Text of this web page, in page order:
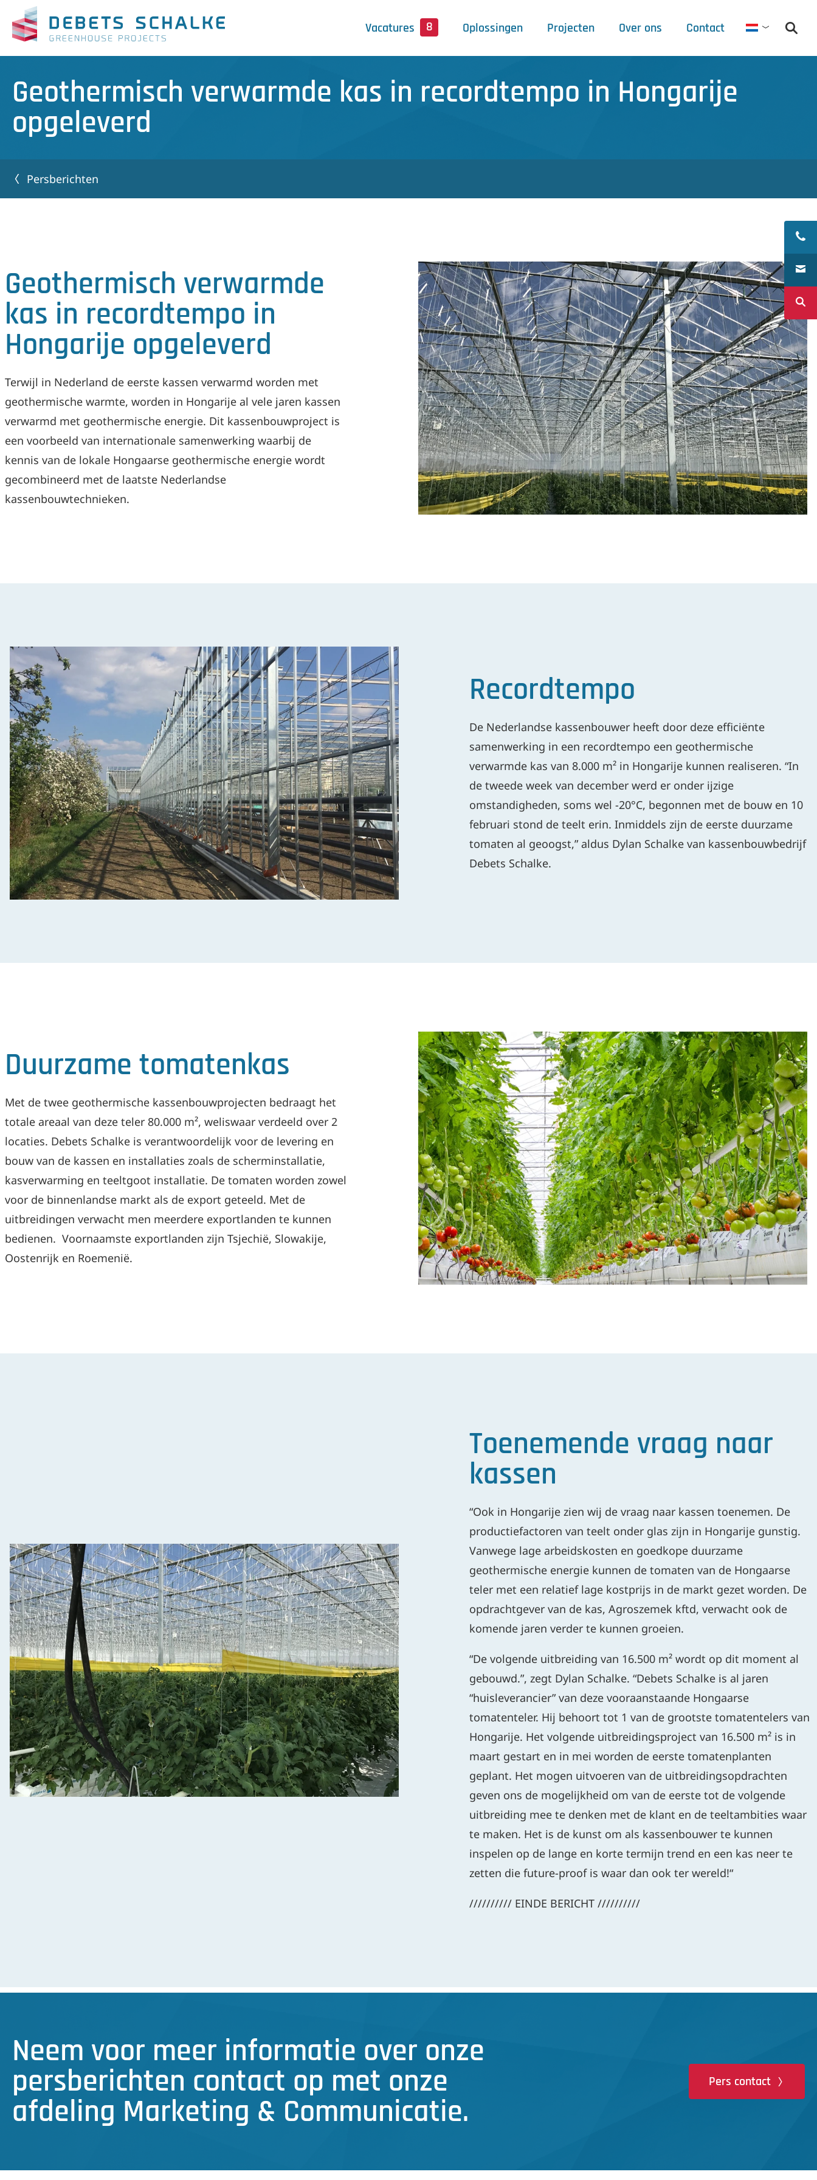
Vacatures 8 Oplossingen Projecten
Over ons
Debets Schalke
Beursagenda
Contact
Geothermisch verwarmde kas in recordtempo in Hongarije
opgeleverd
Persberichten
Geothermisch verwarmde
kas in recordtempo in
Hongarije opgeleverd
Terwijl in Nederland de eerste kassen verwarmd worden met
geothermische warmte, worden in Hongarije al vele jaren kassen
verwarmd met geothermische energie. Dit kassenbouwproject is
een voorbeeld van internationale samenwerking waarbij de
kennis van de lokale Hongaarse geothermische energie wordt
gecombineerd met de laatste Nederlandse
kassenbouwtechnieken.
Recordtempo
De Nederlandse kassenbouwer heeft door deze efficiënte
samenwerking in een recordtempo een geothermische
verwarmde kas van 8.000 m² in Hongarije kunnen realiseren. “In
de tweede week van december werd er onder ijzige
omstandigheden, soms wel -20°C, begonnen met de bouw en 10
februari stond de teelt erin. Inmiddels zijn de eerste duurzame
tomaten al geoogst,” aldus Dylan Schalke van kassenbouwbedrijf
Debets Schalke.
Duurzame tomatenkas
Met de twee geothermische kassenbouwprojecten bedraagt het
totale areaal van deze teler 80.000 m², weliswaar verdeeld over 2
locaties. Debets Schalke is verantwoordelijk voor de levering en
bouw van de kassen en installaties zoals de scherminstallatie,
kasverwarming en teeltgoot installatie. De tomaten worden zowel
voor de binnenlandse markt als de export geteeld. Met de
uitbreidingen verwacht men meerdere exportlanden te kunnen
bedienen. Voornaamste exportlanden zijn Tsjechië, Slowakije,
Oostenrijk en Roemenië.
Toenemende vraag naar
kassen
“Ook in Hongarije zien wij de vraag naar kassen toenemen. De
productiefactoren van teelt onder glas zijn in Hongarije gunstig.
Vanwege lage arbeidskosten en goedkope duurzame
geothermische energie kunnen de tomaten van de Hongaarse
teler met een relatief lage kostprijs in de markt gezet worden. De
opdrachtgever van de kas, Agroszemek kftd, verwacht ook de
komende jaren verder te kunnen groeien.
“De volgende uitbreiding van 16.500 m² wordt op dit moment al
gebouwd.”, zegt Dylan Schalke. “Debets Schalke is al jaren
“huisleverancier” van deze vooraanstaande Hongaarse
tomatenteler. Hij behoort tot 1 van de grootste tomatentelers van
Hongarije. Het volgende uitbreidingsproject van 16.500 m² is in
maart gestart en in mei worden de eerste tomatenplanten
geplant. Het mogen uitvoeren van de uitbreidingsopdrachten
geven ons de mogelijkheid om van de eerste tot de volgende
uitbreiding mee te denken met de klant en de teeltambities waar
te maken. Het is de kunst om als kassenbouwer te kunnen
inspelen op de lange en korte termijn trend en een kas neer te
zetten die future-proof is waar dan ook ter wereld!“
////////// EINDE BERICHT //////////
Neem voor meer informatie over onze
persberichten contact op met onze
afdeling Marketing & Communicatie.
Pers contact